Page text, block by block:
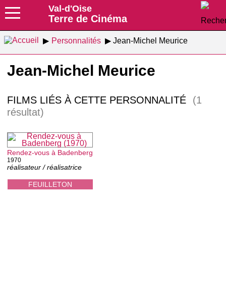
Val-d'Oise
Terre de Cinéma
Personnalités Jean-Michel Meurice
Jean-Michel Meurice
FILMS LIÉS À CETTE PERSONNALITÉ
(1
résultat)
FEUILLETON
Rendez-vous à Badenberg
1970
réalisateur / réalisatrice